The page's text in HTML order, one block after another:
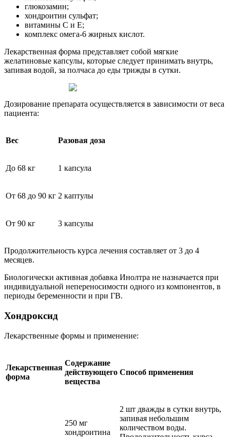
глюкозамин;
хондроитин сульфат;
витамины С и Е;
комплекс омега-6 жирных кислот.
Лекарственная форма представляет собой мягкие
желатиновые капсулы, которые следует принимать внутрь,
запивая водой, за полчаса до еды трижды в сутки.
Дозирование препарата осуществляется в зависимости от веса
пациента:
Вес Разовая доза
До 68 кг 1 капсула
От 68 до 90 кг 2 каптулы
От 90 кг 3 капсулы
Продолжительность курса лечения составляет от 3 до 4
месяцев.
Биологически активная добавка Инолтра не назначается при
индивидуальной непереносимости одного из компонентов, в
периоды беременности и при ГВ.
Хондроксид
Лекарственные формы и применение:
Лекарственная
форма
Содержание
действующего
вещества
Способ применения
250 мг
хондроитина
2 шт дважды в сутки внутрь,
запивая небольшим
количеством воды.